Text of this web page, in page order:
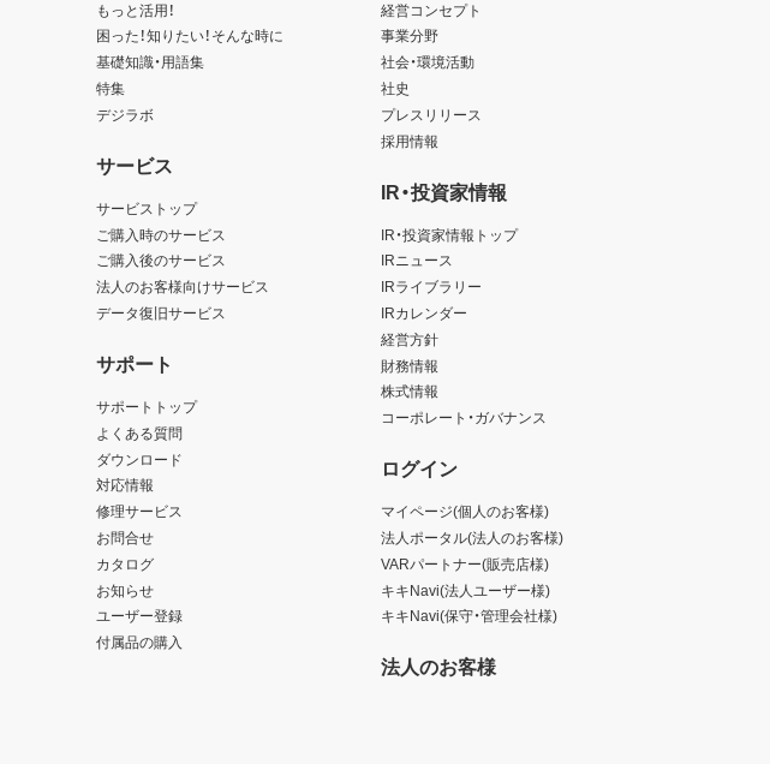
もっと活用！
困った！知りたい！そんな時に
基礎知識・用語集
特集
デジラボ
サービス
サービストップ
ご購入時のサービス
ご購入後のサービス
法人のお客様向けサービス
データ復旧サービス
サポート
サポートトップ
よくある質問
ダウンロード
対応情報
修理サービス
お問合せ
カタログ
お知らせ
ユーザー登録
付属品の購入
経営コンセプト
事業分野
社会・環境活動
社史
プレスリリース
採用情報
IR・投資家情報
IR・投資家情報トップ
IRニュース
IRライブラリー
IRカレンダー
経営方針
財務情報
株式情報
コーポレート・ガバナンス
ログイン
マイページ(個人のお客様)
法人ポータル(法人のお客様)
VARパートナー(販売店様)
キキNavi(法人ユーザー様)
キキNavi(保守・管理会社様)
法人のお客様